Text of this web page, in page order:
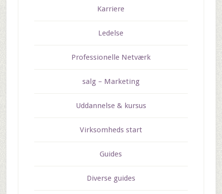
Karriere
Ledelse
Professionelle Netværk
salg – Marketing
Uddannelse & kursus
Virksomheds start
Guides
Diverse guides